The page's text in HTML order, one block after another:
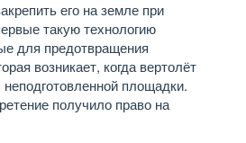
его на земле при
такую технологию
для предотвращения
возникает, когда вертолёт
неподготовленной площадки.
получило право на